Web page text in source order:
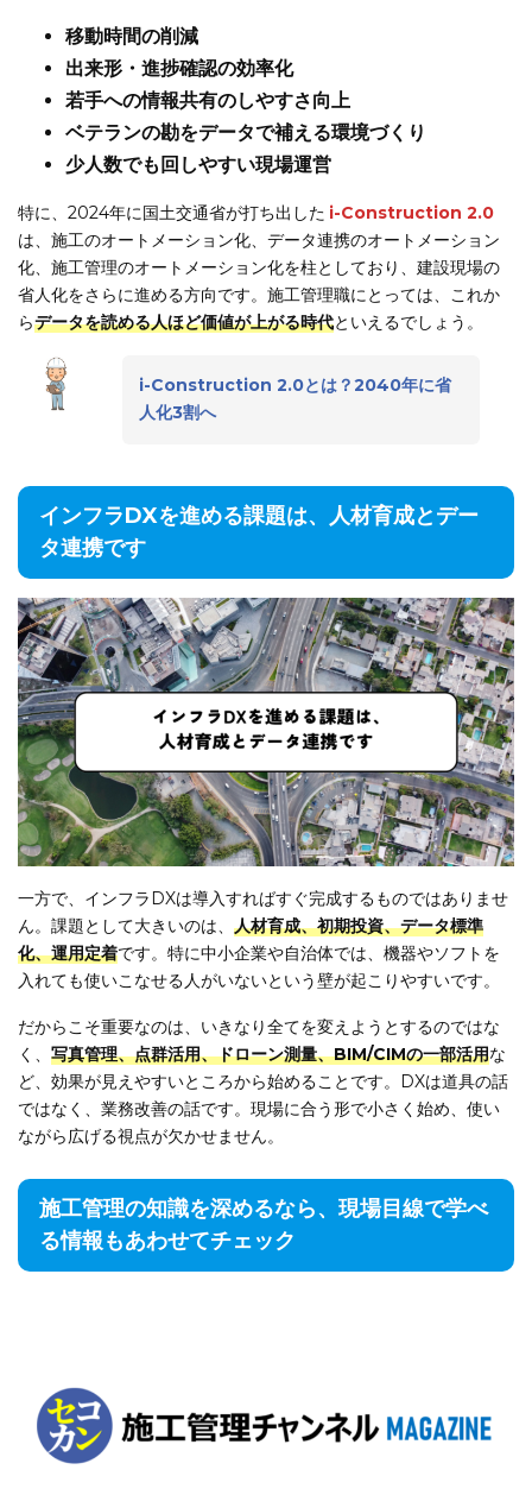
移動時間の削減
出来形・進捗確認の効率化
若手への情報共有のしやすさ向上
ベテランの勘をデータで補える環境づくり
少人数でも回しやすい現場運営
特に、2024年に国土交通省が打ち出した i-Construction 2.0
は、施工のオートメーション化、データ連携のオートメーション
化、施工管理のオートメーション化を柱としており、建設現場の
省人化をさらに進める方向です。施工管理職にとっては、これか
らデータを読める人ほど価値が上がる時代といえるでしょう。
i-Construction 2.0とは？2040年に省
人化3割へ
インフラDXを進める課題は、人材育成とデー
タ連携です
一方で、インフラDXは導入すればすぐ完成するものではありませ
ん。課題として大きいのは、 人材育成、初期投資、データ標準
化、運用定着です。特に中小企業や自治体では、機器やソフトを
入れても使いこなせる人がいないという壁が起こりやすいです。
だからこそ重要なのは、いきなり全てを変えようとするのではな
く、 写真管理、点群活用、ドローン測量、BIM/CIMの一部活用な
ど、効果が見えやすいところから始めることです。DXは道具の話
ではなく、業務改善の話です。現場に合う形で小さく始め、使い
ながら広げる視点が欠かせません。
施工管理の知識を深めるなら、現場目線で学べ
る情報もあわせてチェック